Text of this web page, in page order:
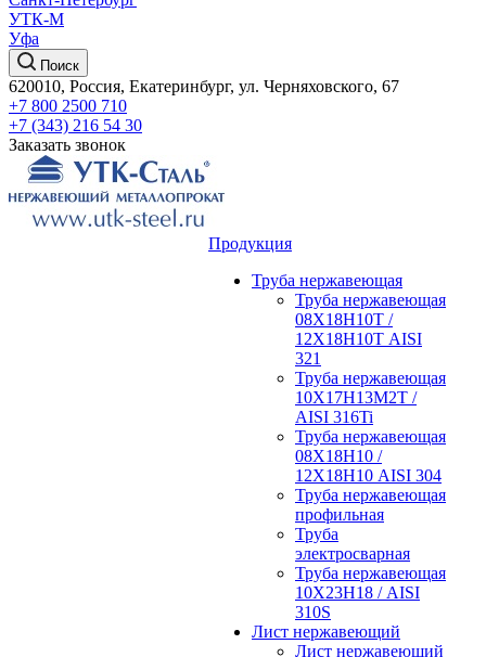
УТК-М
Уфа
Поиск
620010, Россия, Екатеринбург, ул. Черняховского, 67
+7 800 2500 710
+7 (343) 216 54 30
Заказать звонок
Продукция
Труба нержавеющая
Труба нержавеющая
08Х18Н10Т /
12Х18Н10Т AISI
321
Труба нержавеющая
10Х17Н13М2Т /
AISI 316Ti
Труба нержавеющая
08Х18Н10 /
12Х18Н10 AISI 304
Труба нержавеющая
профильная
Труба
электросварная
Труба нержавеющая
10Х23Н18 / AISI
310S
Лист нержавеющий
Лист нержавеющий